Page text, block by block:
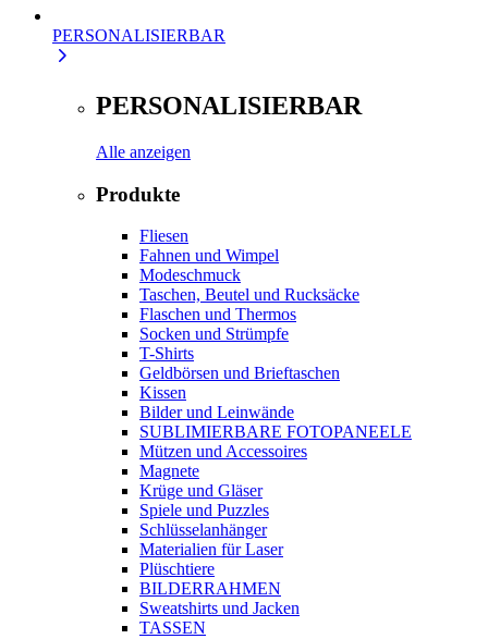
PERSONALISIERBAR
PERSONALISIERBAR
Alle anzeigen
Produkte
Fliesen
Fahnen und Wimpel
Modeschmuck
Taschen, Beutel und Rucksäcke
Flaschen und Thermos
Socken und Strümpfe
T-Shirts
Geldbörsen und Brieftaschen
Kissen
Bilder und Leinwände
SUBLIMIERBARE FOTOPANEELE
Mützen und Accessoires
Magnete
Krüge und Gläser
Spiele und Puzzles
Schlüsselanhänger
Materialien für Laser
Plüschtiere
BILDERRAHMEN
Sweatshirts und Jacken
TASSEN